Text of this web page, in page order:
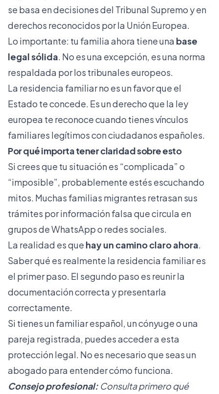
se basa en decisiones del Tribunal Supremo y en
derechos reconocidos por la Unión Europea.
Lo importante: tu familia ahora tiene una base
legal sólida. No es una excepción, es una norma
respaldada por los tribunales europeos.
La residencia familiar no es un favor que el
Estado te concede. Es un derecho que la ley
europea te reconoce cuando tienes vínculos
familiares legítimos con ciudadanos españoles.
Por qué importa tener claridad sobre esto
Si crees que tu situación es “complicada” o
“imposible”, probablemente estés escuchando
mitos. Muchas familias migrantes retrasan sus
trámites por información falsa que circula en
grupos de WhatsApp o redes sociales.
La realidad es que hay un camino claro ahora.
Saber qué es realmente la residencia familiar es
el primer paso. El segundo paso es reunir la
documentación correcta y presentarla
correctamente.
Si tienes un familiar español, un cónyuge o una
pareja registrada, puedes acceder a esta
protección legal. No es necesario que seas un
abogado para entender cómo funciona.
Consejo profesional: Consulta primero qué